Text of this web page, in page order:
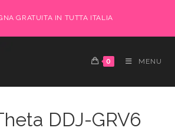
GRATUITA IN TUTTA ITALIA
0 MENU
DDJ-GRV6